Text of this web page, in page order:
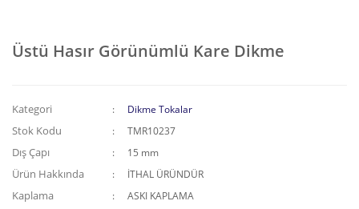
Üstü Hasır Görünümlü Kare Dikme
Kategori Dikme Tokalar
Stok Kodu TMR10237
Dış Çapı 15 mm
Ürün Hakkında İTHAL ÜRÜNDÜR
Kaplama ASKI KAPLAMA